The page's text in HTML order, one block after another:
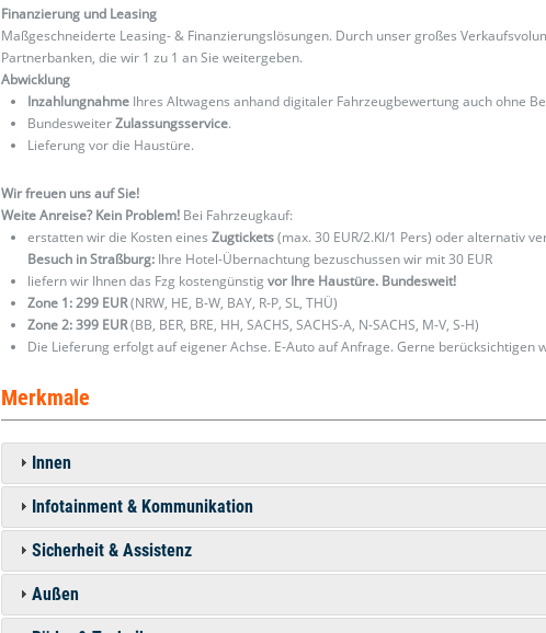
Finanzierung und Leasing
Maßgeschneiderte Leasing- & Finanzierungslösungen. Durch unser großes
Partnerbanken, die wir 1 zu 1 an Sie weitergeben.
Abwicklung
Inzahlungnahme Ihres Altwagens anhand digitaler Fahrzeugbewertung auch ohne
BundesweiterZulassungsservice.
Lieferung vor die Haustüre.
Wir freuen uns auf Sie!
Weite Anreise? Kein Problem! Bei Fahrzeugkauf:
erstatten wir die Kosten einesZugtickets(max. 30 EUR/2.Kl/1 Pers) oder alternativ
Besuch in Straßburg: Ihre Hotel-Übernachtung bezuschussen wir mit 30 EUR
liefern wir Ihnen das Fzg kostengünstigvor Ihre Haustüre. Bundesweit!
Zone 1: 299 EUR(NRW, HE, B-W, BAY, R-P, SL, THÜ)
Zone 2: 399 EUR(BB, BER, BRE, HH, SACHS, SACHS-A, N-SACHS, M-V, S-H)
Die Lieferung erfolgt auf eigener Achse. E-Auto auf Anfrage. Gerne berücksichtigen
Merkmale
Innen
Infotainment & Kommunikation
Sicherheit & Assistenz
Außen